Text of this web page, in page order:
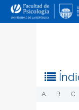
A B C